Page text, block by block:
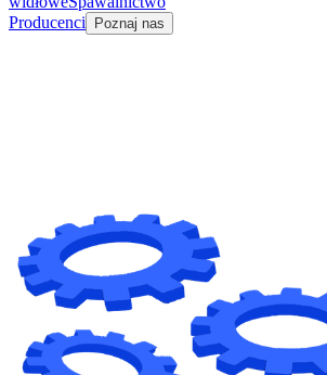
Producenci
Poznaj nas